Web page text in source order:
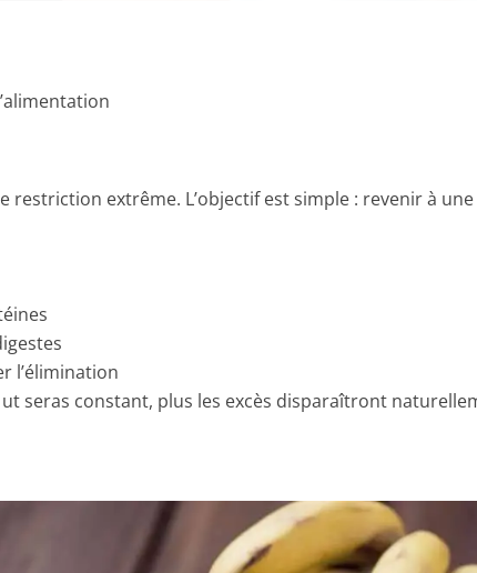
restriction extrême. L’objectif est simple : revenir à
l’élimination
seras constant, plus les excès disparaîtront